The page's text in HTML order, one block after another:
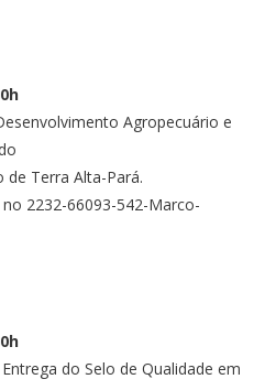
Agropecuário e
Terra Alta-Pará.
2232-66093-542-Marco-
do Selo de Qualidade em